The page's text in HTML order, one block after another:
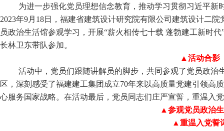
为进一步强化党员理想信念教育，推动学习贯彻习近平
2023年9月 18日，福建省建筑设计研究院有限公司建筑设计二
员政治生活馆参观学习，开展“薪火相传七十载 蓬勃建工新时
长林卫东带队参加。
▲ 活动合影
活动中，党员们跟随讲解员的脚步，共同参观了党员政
区，深刻感受了福建建工集团成立70年来以高质量党建引领高
心服务国家战略。在活动最后，党员同志们庄严宣誓，重温入
▲参观党员政治
▲重温入党誓